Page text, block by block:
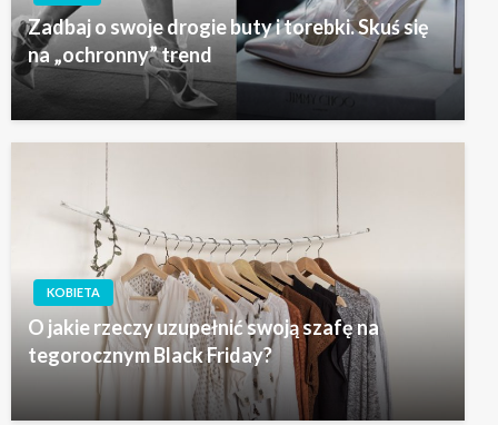
Zadbaj o swoje drogie buty i torebki. Skuś się
na „ochronny” trend
KOBIETA
O jakie rzeczy uzupełnić swoją szafę na
tegorocznym Black Friday?